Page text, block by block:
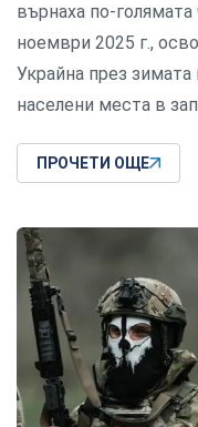
върнаха по-
ноември 2025 г.,
Украйна през зимата
населени места в
ПРОЧЕТИ ОЩЕ